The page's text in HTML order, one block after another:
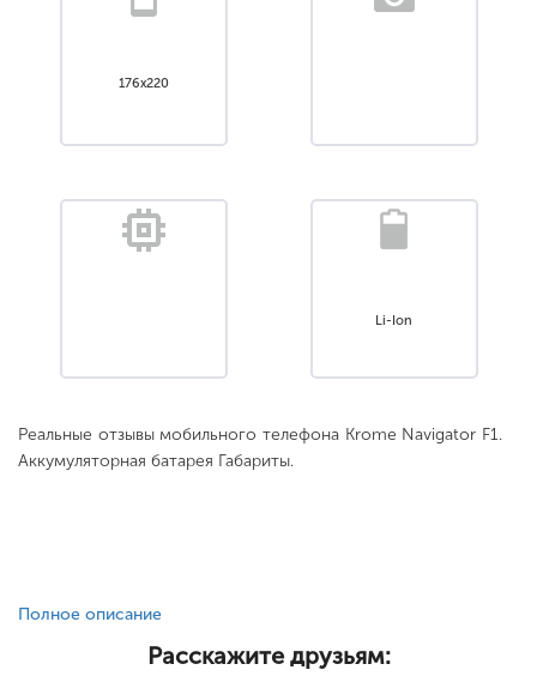
176x220
Li-Ion
Реальные отзывы мобильного телефона Krome Navigator F1.
Аккумуляторная батарея Габариты.
Полное описание
Расскажите друзьям: